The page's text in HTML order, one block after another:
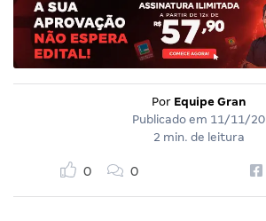
Por Equipe Gran
Publicado em 11/11/20
2 min. de leitura
0 0